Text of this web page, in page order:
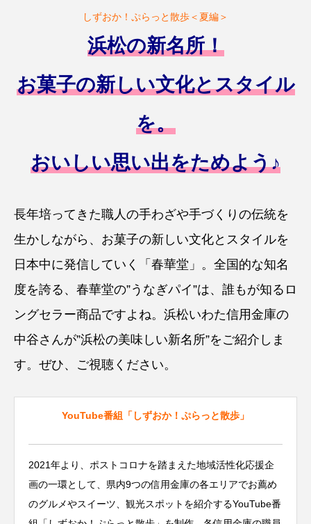
しずおか！ぷらっと散歩＜夏編＞
浜松の新名所！
お菓子の新しい文化とスタイル
を。
おいしい思い出をためよう♪
長年培ってきた職人の手わざや手づくりの伝統を
生かしながら、お菓子の新しい文化とスタイルを
日本中に発信していく「春華堂」。全国的な知名
度を誇る、春華堂の”うなぎパイ”は、誰もが知るロ
ングセラー商品ですよね。浜松いわた信用金庫の
中谷さんが”浜松の美味しい新名所”をご紹介しま
す。ぜひ、ご視聴ください。
YouTube番組「しずおか！ぷらっと散歩」
2021年より、ポストコロナを踏まえた地域活性化応援企
画の一環として、県内9つの信用金庫の各エリアでお薦め
のグルメやスイーツ、観光スポットを紹介するYouTube番